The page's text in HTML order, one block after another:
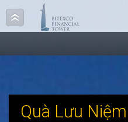
Quà Lưu Niệm